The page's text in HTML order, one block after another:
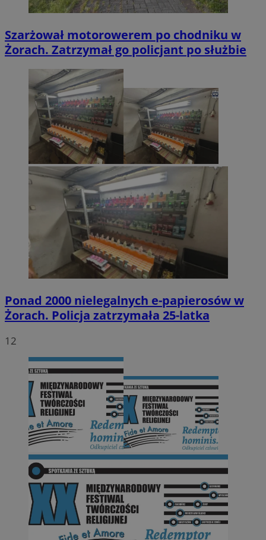
Szarżował motorowerem po chodniku w
Żorach. Zatrzymał go policjant po służbie
Ponad 2000 nielegalnych e-papierosów w
Żorach. Policja zatrzymała 25-latka
12